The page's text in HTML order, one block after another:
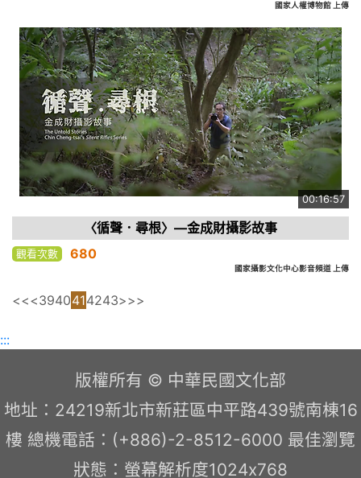
國家人權博物館 上傳
00:16:57
〈循聲．尋根〉—金成財攝影故事
觀看次數 680
國家攝影文化中心影音頻道 上傳
<<<3940414243>>>
:::
版權所有 © 中華民國文化部
地址：24219新北市新莊區中平路439號南棟16
樓 總機電話：(+886)-2-8512-6000 最佳瀏覽
狀態：螢幕解析度1024x768